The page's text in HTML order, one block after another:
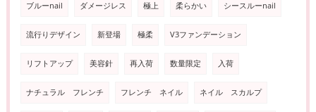
ブルーnail ダメージレス 極上 柔らかい シースルーnail
流行りデザイン 新登場 極柔 V3ファンデーション
リフトアップ 美容針 再入荷 数量限定 入荷
ナチュラル フレンチ フレンチ ネイル ネイル スカルプ